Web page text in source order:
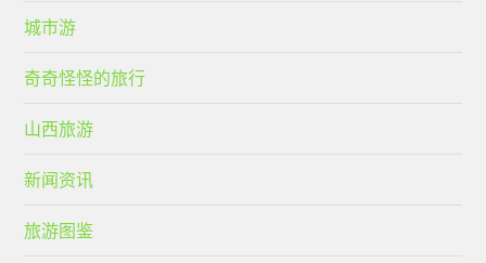
城市游
奇奇怪怪的旅行
山西旅游
新闻资讯
旅游图鉴